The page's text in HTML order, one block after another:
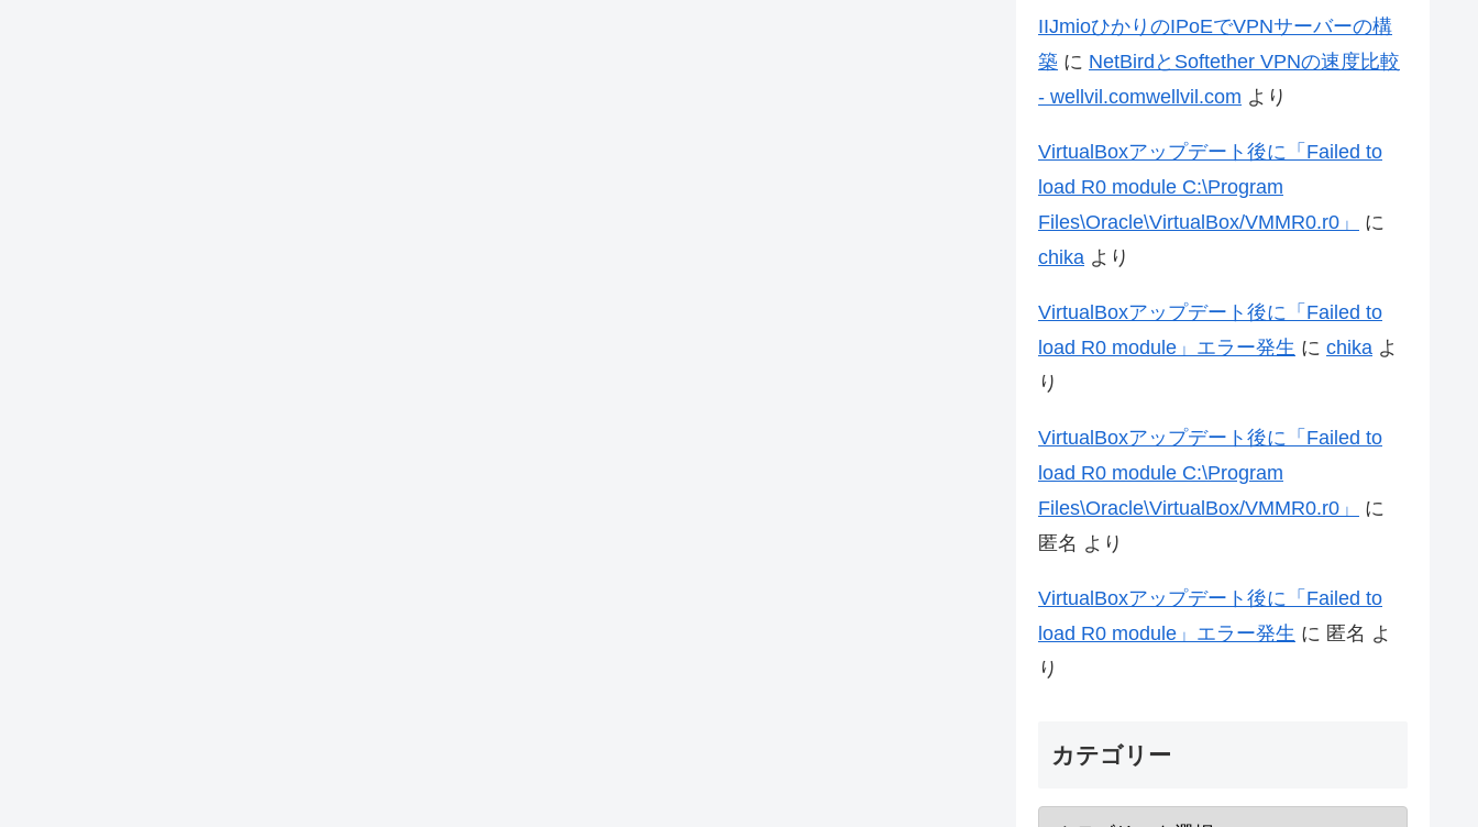
IIJmioひかりのIPoEでVPNサーバーの構
築 に NetBirdとSoftether VPNの速度比較
- wellvil.comwellvil.com より
VirtualBoxアップデート後に「Failed to
load R0 module C:\Program
Files\Oracle\VirtualBox/VMMR0.r0」
に
chika より
VirtualBoxアップデート後に「Failed to
load R0 module」エラー発生 に chika よ
り
VirtualBoxアップデート後に「Failed to
load R0 module C:\Program
Files\Oracle\VirtualBox/VMMR0.r0」
に
匿名 より
VirtualBoxアップデート後に「Failed to
load R0 module」エラー発生 に 匿名 よ
り
カテゴリー